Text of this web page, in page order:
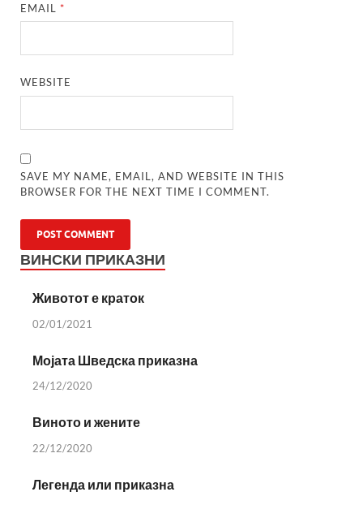
EMAIL*
WEBSITE
SAVE MY NAME, EMAIL, AND WEBSITE IN THIS
BROWSER FOR THE NEXT TIME I COMMENT.
ВИНСКИ ПРИКАЗНИ
Животот е краток
02/01/2021
Мојата Шведска приказна
24/12/2020
Виното и жените
22/12/2020
Легенда или приказна